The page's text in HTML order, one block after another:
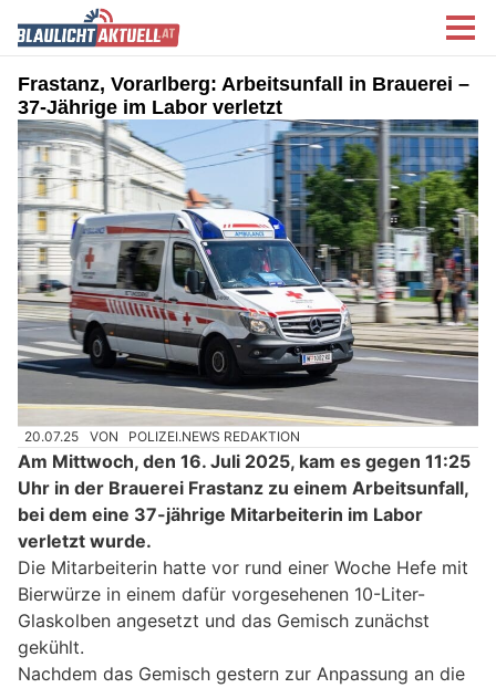
Frastanz, Vorarlberg: Arbeitsunfall in Brauerei –
37-Jährige im Labor verletzt
20.07.25 VON POLIZEI.NEWS REDAKTION
Am Mittwoch, den 16. Juli 2025, kam es gegen 11:25
Uhr in der Brauerei Frastanz zu einem Arbeitsunfall,
bei dem eine 37-jährige Mitarbeiterin im Labor
verletzt wurde.
Die Mitarbeiterin hatte vor rund einer Woche Hefe mit
Bierwürze in einem dafür vorgesehenen 10-Liter-
Glaskolben angesetzt und das Gemisch zunächst
gekühlt.
Nachdem das Gemisch gestern zur Anpassung an die